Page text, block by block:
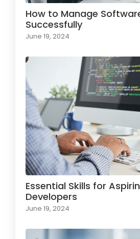
How to Manage
Successfully
June 19, 2024
Essential Skills for
Developers
June 19, 2024